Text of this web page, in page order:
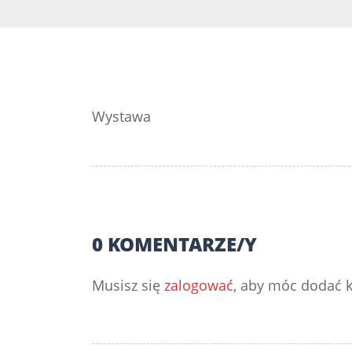
Wystawa
0 KOMENTARZE/Y
Musisz się zalogować, aby móc dodać